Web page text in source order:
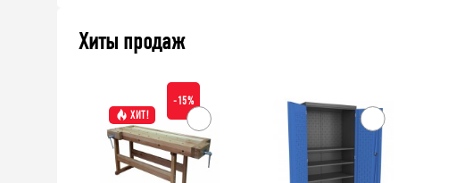
Хиты продаж
ХИТ!
-15%